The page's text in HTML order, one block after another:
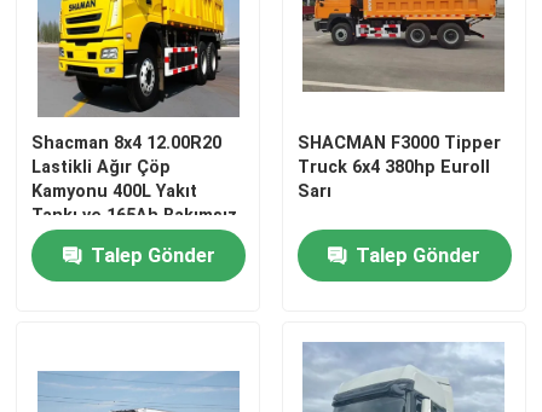
Shacman 8x4 12.00R20
Lastikli Ağır Çöp
Kamyonu 400L Yakıt
Tankı ve 165Ah Bakımsız
Pil
Talep Gönder
SHACMAN F3000 Tipper
Truck 6x4 380hp EuroII
Sarı
Talep Gönder